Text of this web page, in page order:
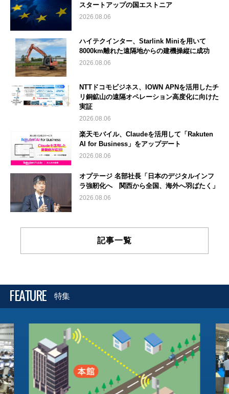
スタートアップの国エストニア
2026.08.06
ハイテクインター、Starlink Miniを用いて
8000km離れた遠隔地からの建機操縦に成功
2026.08.06
NTTドコモビジネス、IOWN APNを活用したチ
リ銅鉱山の遠隔オペレーション高度化に向けた
実証
2026.08.06
楽天モバイル、Claudeを活用して「Rakuten
AI for Business」をアップデート
2026.08.06
オプテージ 名部社長「日本のデジタルインフ
ラ強靭化へ 関西から全国、海外へ羽ばたく」
2026.08.06
記事一覧
FEATURE 特集